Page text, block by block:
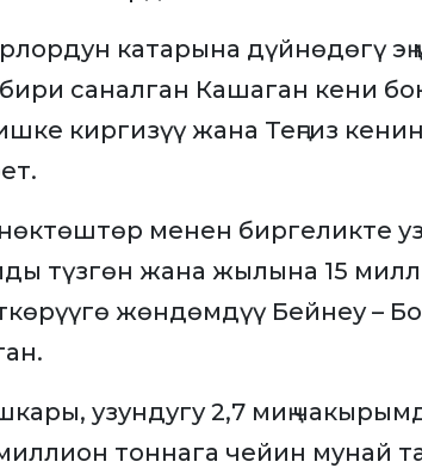
катарына дүйнөдөгү эң
саналган Кашаган кени
киргизүү жана Теңгиз
менен биргеликте
түзгөн жана жылына 15
жөндөмдүү Бейнеу –
узундугу 2,7 миң
тоннага чейин мунай